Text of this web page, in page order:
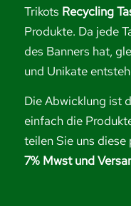
Trikots Recycling
Produkte. Da jede
des Banners hat,
und Unikate
Die Abwicklung ist
einfach die
teilen Sie uns diese
7% Mwst und